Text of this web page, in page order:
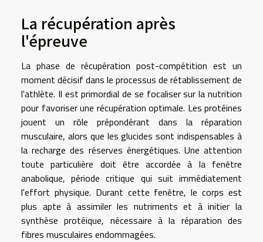
La récupération après
l'épreuve
La phase de récupération post-compétition est un
moment décisif dans le processus de rétablissement de
l'athlète. Il est primordial de se focaliser sur la nutrition
pour favoriser une récupération optimale. Les protéines
jouent un rôle prépondérant dans la réparation
musculaire, alors que les glucides sont indispensables à
la recharge des réserves énergétiques. Une attention
toute particulière doit être accordée à la fenêtre
anabolique, période critique qui suit immédiatement
l'effort physique. Durant cette fenêtre, le corps est
plus apte à assimiler les nutriments et à initier la
synthèse protéique, nécessaire à la réparation des
fibres musculaires endommagées.